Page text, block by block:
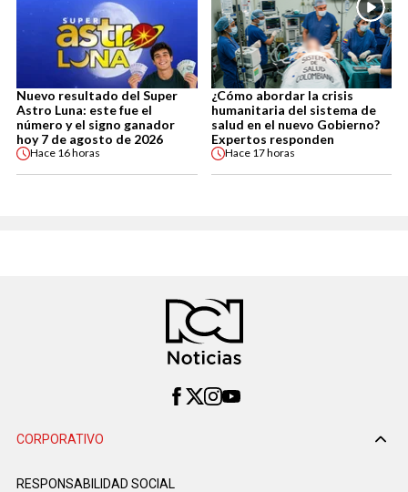
Nuevo resultado del Super
Astro Luna: este fue el
número y el signo ganador
hoy 7 de agosto de 2026
Hace 16 horas
¿Cómo abordar la crisis
humanitaria del sistema de
salud en el nuevo Gobierno?
Expertos responden
Hace 17 horas
CORPORATIVO
RESPONSABILIDAD SOCIAL